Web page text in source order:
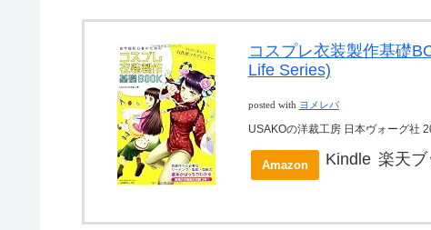
コスプレ衣装製作基礎
Life Series)
posted with ヨメレバ
USAKOの洋裁工房 日本ヴォーグ社
Amazon Kindle 楽天ブ